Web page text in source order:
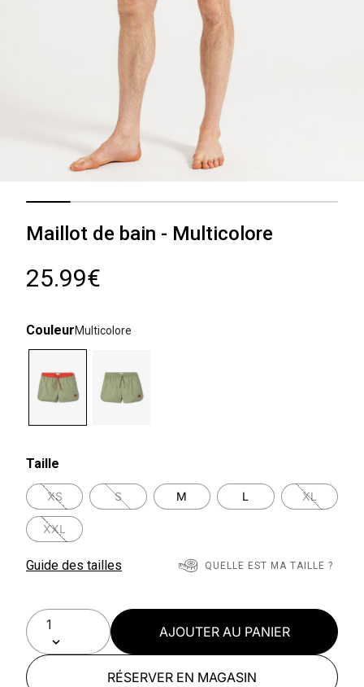
Maillot de bain - Multicolore
25.99€
CouleurMulticolore
Taille
XS S M L XL
XXL
Guide des tailles QUELLE EST MA TAILLE ?
AJOUTER AU PANIER
RÉSERVER EN MAGASIN